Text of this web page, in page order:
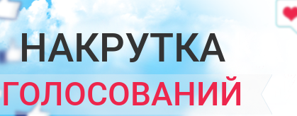
НАКРУТКА
ГОЛОСОВАНИЙ